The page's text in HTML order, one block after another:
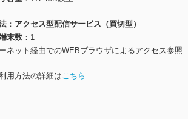
アクセス型配信サービス（買切型）
末数
1
ネット経由でのWEBブラウザによるアクセス参照
用方法の詳細はこちら